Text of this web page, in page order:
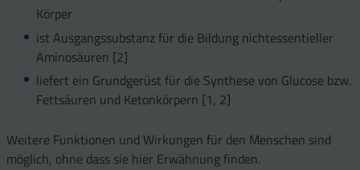
Körper
ist Ausgangssubstanz für die Bildung nichtessentieller
Aminosäuren [2]
liefert ein Grundgerüst für die Synthese von Glucose bzw.
Fettsäuren und Ketonkörpern [1, 2]
Weitere Funktionen und Wirkungen für den Menschen sind
möglich, ohne dass sie hier Erwähnung finden.